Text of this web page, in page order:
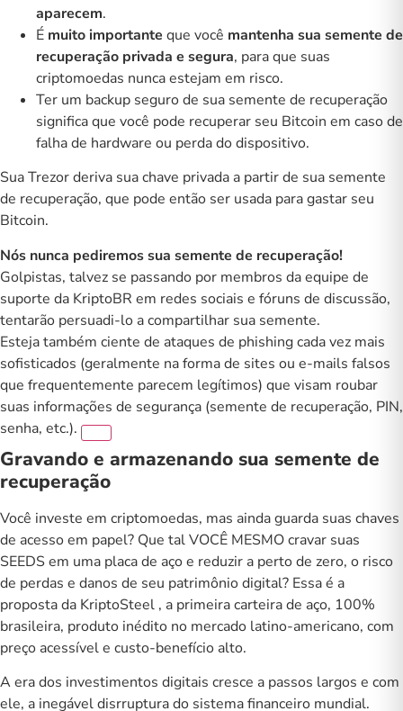
aparecem.
É muito importante que você mantenha sua semente de
recuperação privada e segura, para que suas
criptomoedas nunca estejam em risco.
Ter um backup seguro de sua semente de recuperação
significa que você pode recuperar seu Bitcoin em caso de
falha de hardware ou perda do dispositivo.
Sua Trezor deriva sua chave privada a partir de sua semente
de recuperação, que pode então ser usada para gastar seu
Bitcoin.
Nós nunca pediremos sua semente de recuperação!
Golpistas, talvez se passando por membros da equipe de
suporte da KriptoBR em redes sociais e fóruns de discussão,
tentarão persuadi-lo a compartilhar sua semente.
Esteja também ciente de ataques de phishing cada vez mais
sofisticados (geralmente na forma de sites ou e-mails falsos
que frequentemente parecem legítimos) que visam roubar
suas informações de segurança (semente de recuperação, PIN,
senha, etc.).
Gravando e armazenando sua semente de
recuperação
Você investe em criptomoedas, mas ainda guarda suas chaves
de acesso em papel? Que tal VOCÊ MESMO cravar suas
SEEDS em uma placa de aço e reduzir a perto de zero, o risco
de perdas e danos de seu patrimônio digital? Essa é a
proposta da KriptoSteel , a primeira carteira de aço, 100%
brasileira, produto inédito no mercado latino-americano, com
preço acessível e custo-benefício alto.
A era dos investimentos digitais cresce a passos largos e com
ele, a inegável disrruptura do sistema financeiro mundial.